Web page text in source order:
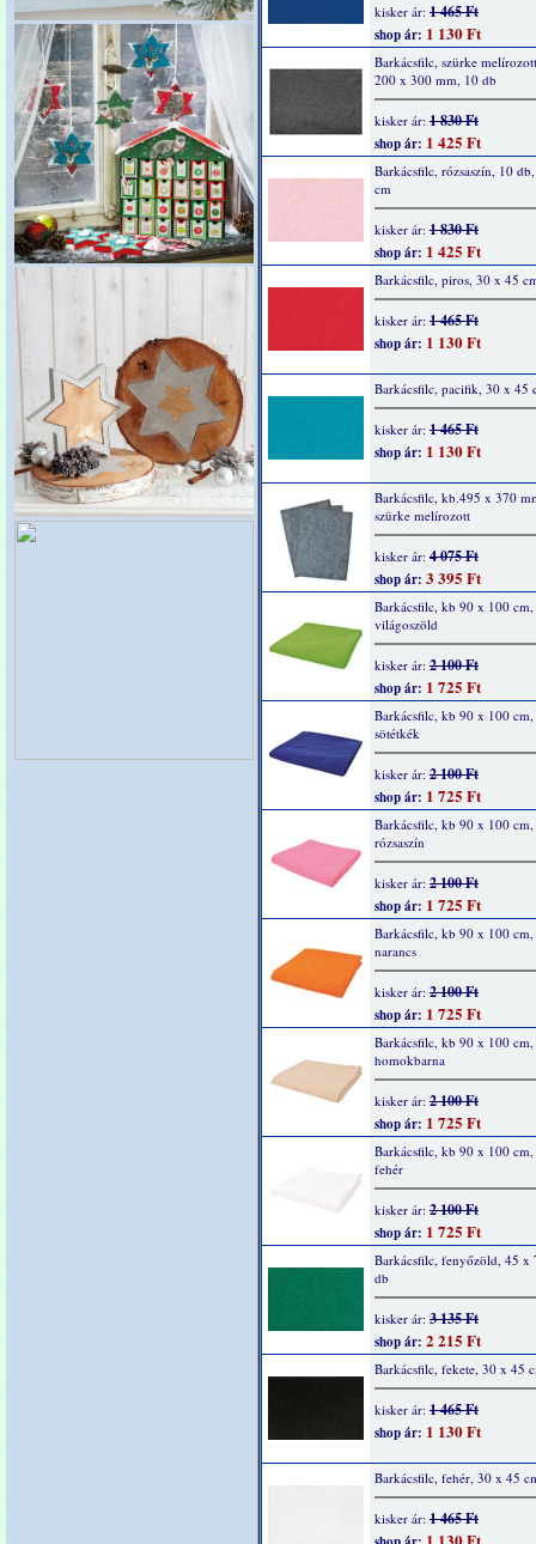
kisker ár: 1 465 Ft
shop ár: 1 130 Ft
Barkácsfilc, szürke
200 x 300 mm, 10 db
kisker ár: 1 830 Ft
shop ár: 1 425 Ft
Barkácsfilc, rózsaszín, 10
cm
kisker ár: 1 830 Ft
shop ár: 1 425 Ft
Barkácsfilc, piros, 30 x 45
kisker ár: 1 465 Ft
shop ár: 1 130 Ft
Barkácsfilc, pacifik, 30 x 45
kisker ár: 1 465 Ft
shop ár: 1 130 Ft
Barkácsfilc, kb.495 x 370
szürke melírozott
kisker ár: 4 075 Ft
shop ár: 3 395 Ft
Barkácsfilc, kb 90 x 100
világoszöld
kisker ár: 2 100 Ft
shop ár: 1 725 Ft
Barkácsfilc, kb 90 x 100
sötétkék
kisker ár: 2 100 Ft
shop ár: 1 725 Ft
Barkácsfilc, kb 90 x 100
rózsaszín
kisker ár: 2 100 Ft
shop ár: 1 725 Ft
Barkácsfilc, kb 90 x 100
narancs
kisker ár: 2 100 Ft
shop ár: 1 725 Ft
Barkácsfilc, kb 90 x 100
homokbarna
kisker ár: 2 100 Ft
shop ár: 1 725 Ft
Barkácsfilc, kb 90 x 100
fehér
kisker ár: 2 100 Ft
shop ár: 1 725 Ft
Barkácsfilc, fenyőzöld, 45 x
db
kisker ár: 3 135 Ft
shop ár: 2 215 Ft
Barkácsfilc, fekete, 30 x 45
kisker ár: 1 465 Ft
shop ár: 1 130 Ft
Barkácsfilc, fehér, 30 x 45
kisker ár: 1 465 Ft